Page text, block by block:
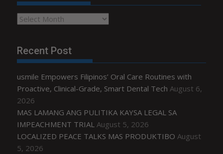
Archives
Recent Post
usmile Empowers Filipinos’ Oral Care Routines with
Proactive, Clinical-Grade, Smart Dental Tech August 6,
2026
MAS LAMANG ANG PULITIKA KAYSA LEGAL SA
IMPEACHMENT TRIAL August 5, 2026
LOCALIZED PEACE TALKS MAS PRODUKTIBO August
5, 2026